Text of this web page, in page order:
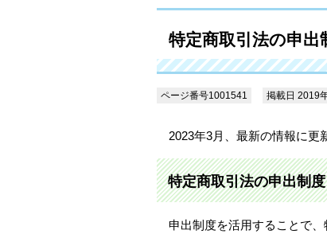
特定商取引法の申出
ページ番号1001541 掲載日 2019
2023年3月、最新の情報に更
特定商取引法の申出制
申出制度を活用することで